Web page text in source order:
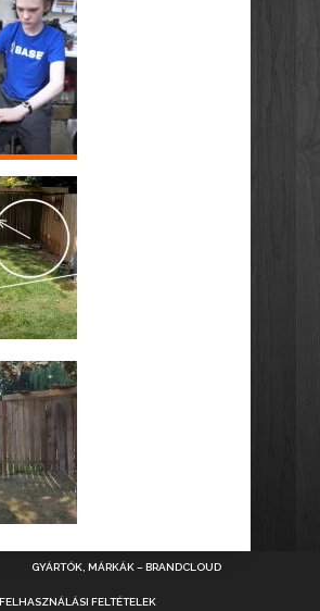
GYÁRTÓK, MÁRKÁK – BRANDCLOUD
FELHASZNÁLÁSI FELTÉTELEK